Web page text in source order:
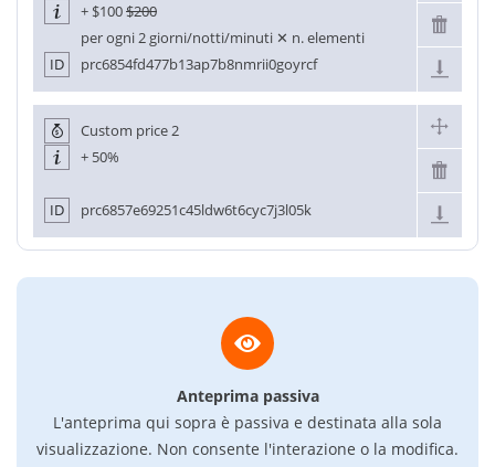
+ $100$200
per ogni 2 giorni/notti/minuti ✕ n. elementi
ID
prc6854fd477b13ap7b8nmrii0goyrcf
Custom price 2
+ 50%
ID prc6857e69251c45ldw6t6cyc7j3l05k
Anteprima passiva
L'anteprima qui sopra è passiva e destinata alla sola
visualizzazione. Non consente l'interazione o la modifica.